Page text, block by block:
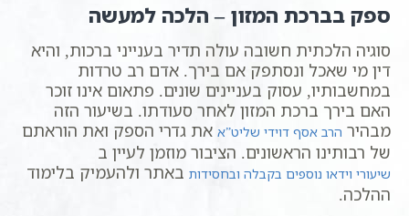
ספק בברכת המזון – הלכה למעשה
סוגיה הלכתית חשובה עולה תדיר בענייני ברכות, והיא
דין מי שאכל ונסתפק אם בירך. אדם רב טרדות
במחשבותיו, עסוק בעניינים שונים. פתאום אינו זוכר
האם בירך ברכת המזון לאחר סעודתו. בשיעור הזה
מבהיר הרב אסף דוידי שליט”א את גדרי הספק ואת הוראתם
של רבותינו הראשונים. הציבור מוזמן לעיין ב
שיעורי וידאו נוספים בקבלה ובחסידות באתר ולהעמיק בלימוד
ההלכה.